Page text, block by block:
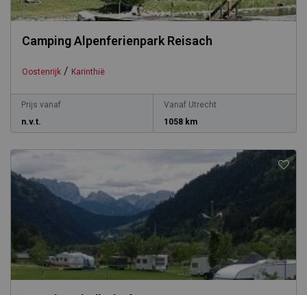
Camping Alpenferienpark Reisach
Oostenrijk / Karinthië
Prijs vanaf
n.v.t.
Vanaf Utrecht
1058 km